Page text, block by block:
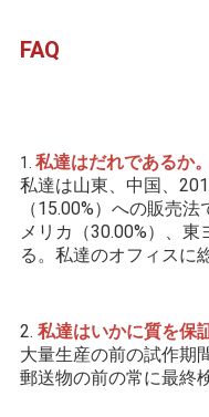
FAQ
1. 私達はだれであるか。
私達は山東、中国、
（15.00%）への販売
メリカ（30.00%）、
る。私達のオフィスに
2. 私達はいかに質を保
大量生産の前の試作期
郵送物の前の常に最終